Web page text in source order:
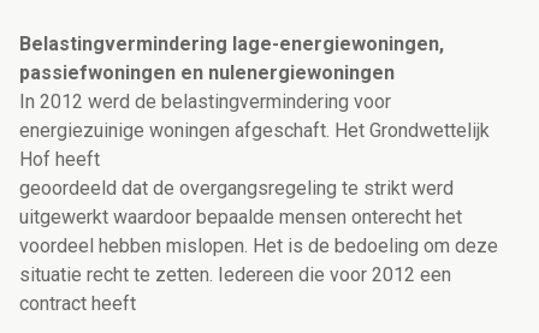
Belastingvermindering lage-energiewoningen,
passiefwoningen en nulenergiewoningen
In 2012 werd de belastingvermindering voor
energiezuinige woningen afgeschaft. Het Grondwettelijk
Hof heeft
geoordeeld dat de overgangsregeling te strikt werd
uitgewerkt waardoor bepaalde mensen onterecht het
voordeel hebben mislopen. Het is de bedoeling om deze
situatie recht te zetten. Iedereen die voor 2012 een
contract heeft